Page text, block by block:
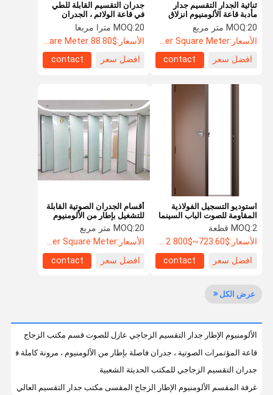
المنزل المنتجات
أخبار القضايا
اطلب اقتباس
باب مضاد للصوت
باب عازل للصوت
باب معزول من الضوضاء
الباب المقاوم للنار
باب مقاوم للنار
ثنائية الجدار التقسيم جدار
مأدبة قاعة الألومنيوم انزلاق
الباب ميزات قوية
MOQ:20 متر مربع
الأسعار:US$88.5 Per Square Meter
افضل سعر
contact
جدران التقسيم القابلة للطي
في قاعة الولائم ، الجدران
الصوتية المنقولة
MOQ:20 مترا مربعا
الأسعار:$88.80 Per Square Meter
افضل سعر
contact
استوديو التسجيل الفولاذية
المقاومة للصوت الباب السينما
المقاومة للنار تصميم OEM
MOQ:2 قطعة
الأسعار:$723.60~$800 2 - 49 pieces, $638.80 50~$720 50~99 pieces , 100 - 199 pieces $621.7
افضل سعر
contact
أقسام الجدران الصوتية القابلة
للتشغيل بإطار من الألومنيوم
معتمد من ISO
MOQ:20 متر مربع
الأسعار:US$88.5 Per Square Meter
افضل سعر
contact
عرض الكل
الألومنيوم الإطار جدار التقسيم الزجاجي عازل للصوت قسم مكتب الزجاج
قاعة المؤتمرات الصوتية ، جدران فاصلة بإطار من الألومنيوم ، مرونة كاملة في
جدران التقسيم الزجاجي للمكتب الحديثة الشعبية
غرفة المقسم الألومنيوم الإطار الزجاج المقسى مكتب جدار التقسيم العالي